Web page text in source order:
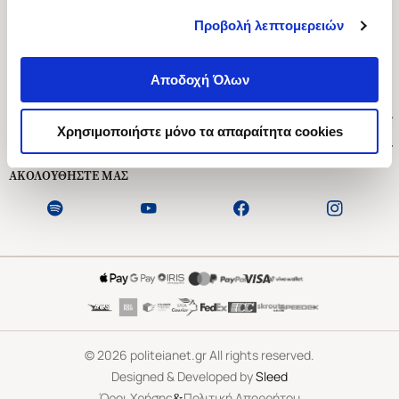
Προβολή λεπτομερειών
Αποδοχή Όλων
Χρησιμοποιήστε μόνο τα απαραίτητα cookies
Ασκληπιού 1-3, Αθήνα 106 79
Δευτέρα - Παρασκευή 09:00-21:00
Εξυπηρέτηση Πελατών
ΑΚΟΛΟΥΘΗΣΤΕ ΜΑΣ
©2026 politeianet.gr All rights reserved.
Designed & Developed bySleed